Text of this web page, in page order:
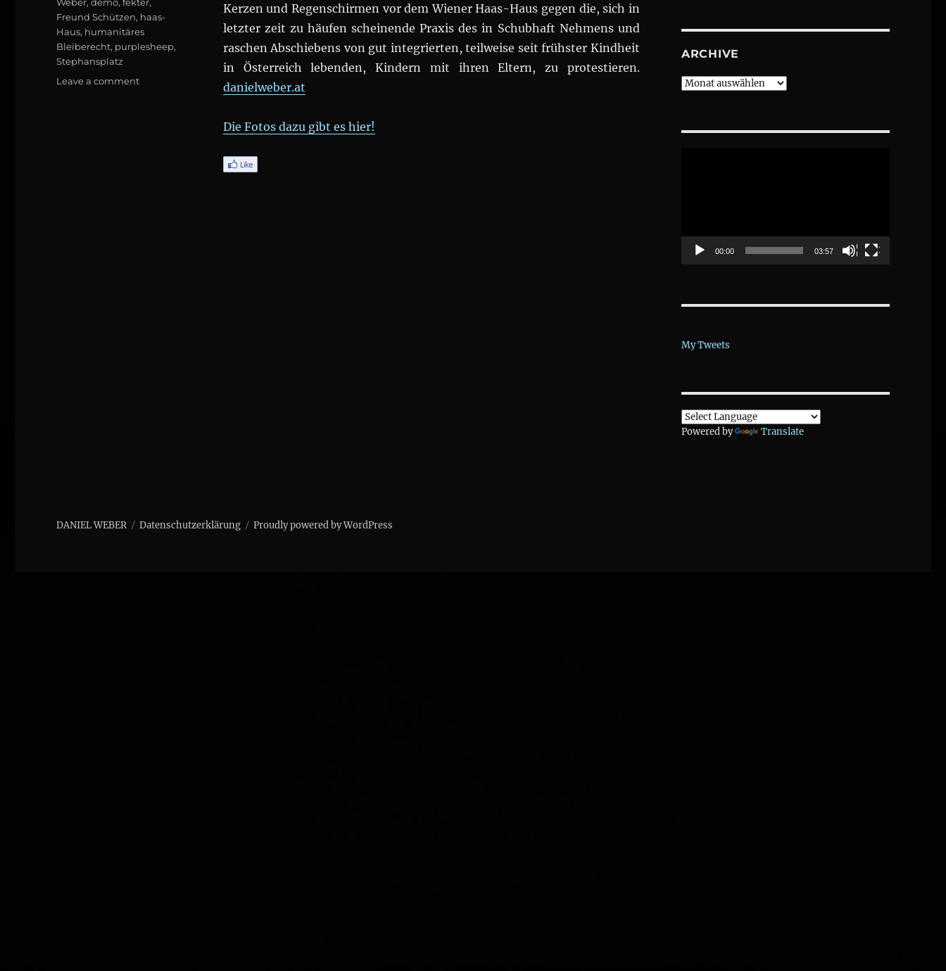
Kerzen und Regenschirmen vor dem Wiener Haas-Haus gegen die, sich in
letzter zeit zu häufen scheinende Praxis des in Schubhaft Nehmens und
raschen Abschiebens von gut integrierten, teilweise seit frühster Kindheit
in Österreich lebenden, Kindern mit ihren Eltern, zu protestieren.
danielweber.at
Die Fotos dazu gibt es hier!
Freund Schützen, haas-
Haus, humanitäres
Bleiberecht, purplesheep,
Stephansplatz
Leave a commenton
ARCHIVE
Archive
00:00 03:57
My Tweets
Powered by Translate
DANIEL WEBER Datenschutzerklärung Proudly powered by WordPress